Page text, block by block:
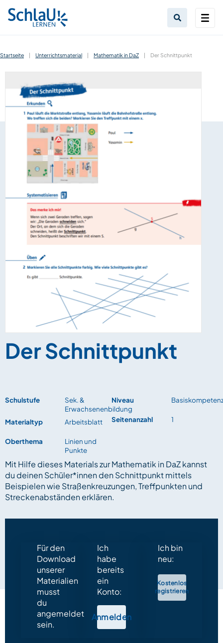
Startseite | Unterrichtsmaterial | Mathematik in DaZ | Der Schnittpunkt
Der Schnittpunkt
Schulstufe
Sek. &
Erwachsenenbildung
Materialtyp
Arbeitsblatt
Oberthema
Linien und
Punkte
Niveau
Seitenanzahl 1
Mit Hilfe dieses Materials zur Mathematik in DaZ kannst
du deinen Schüler*innen den Schnittpunkt mittels
Beispielen wie Straßenkreuzungen, Treffpunkten und
Streckenabständen erklären.
Für den
Download
unserer
Materialien
musst
du
angemeldet
sein.
Ich
habe
bereits
ein
Konto:
Anmelden
Ich bin
neu:
Kostenlos
registrieren